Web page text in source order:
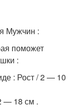
Мужчин :
поможет
:
: Рост / 2 — 10
— 18 см .